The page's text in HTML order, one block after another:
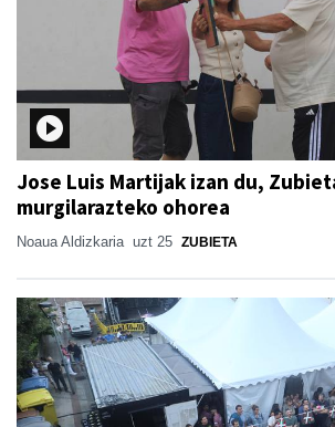
Jose Luis Martijak izan du,
murgilarazteko ohorea
Noaua Aldizkaria uzt 25 ZUBIETA